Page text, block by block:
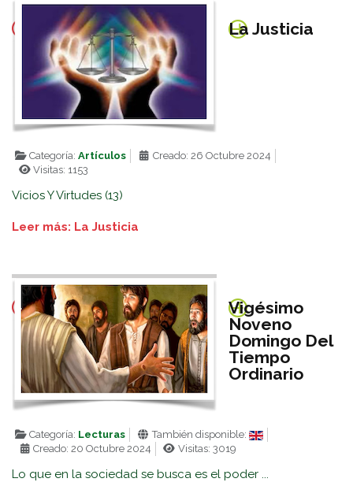
La Justicia
Categoría:Artículos
Creado: 26 Octubre 2024
Visitas: 1153
Vicios Y Virtudes (13)
Leer más: La Justicia
Vigésimo
Noveno
Domingo Del
Tiempo
Ordinario
Categoría: Lecturas
También disponible:
Creado: 20 Octubre 2024
Visitas: 3019
Lo que en la sociedad se busca es el poder ...